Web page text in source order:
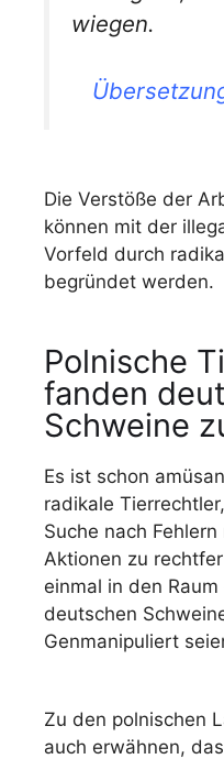
wiegen.
Die Verstöße der
können mit der
Vorfeld durch
begründet werden.
Polnische
fanden
Schweine
Es ist schon
radikale
Suche nach
Aktionen zu
einmal in den
deutschen
Genmanipuliert
Zu den polnischen
auch erwähnen,